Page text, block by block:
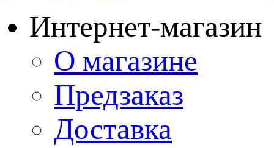
Интернет-магазин
О магазине
Предзаказ
Доставка